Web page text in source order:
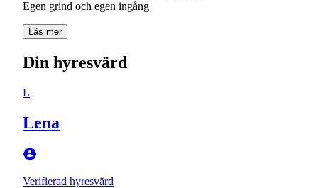
Läs mer
Din hyresvärd
L
Lena
Verifierad hyresvärd